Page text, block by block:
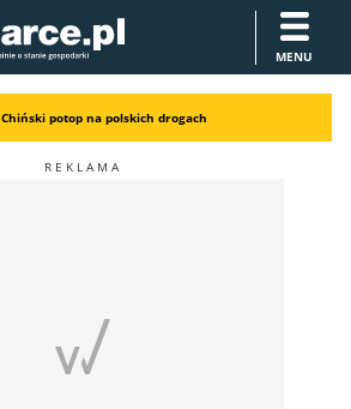
MENU
Chiński potop na polskich drogach